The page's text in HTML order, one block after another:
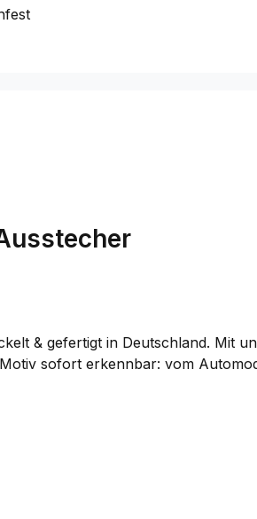
& gefertigt in Deutschland. Mit
sofort erkennbar: vom